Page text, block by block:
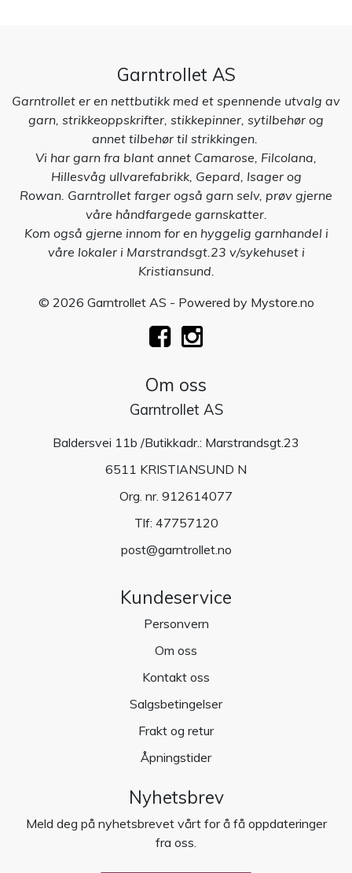
Garntrollet AS
Garntrollet er en nettbutikk med et spennende utvalg av
garn, strikkeoppskrifter, stikkepinner, sytilbehør og
annet tilbehør til strikkingen.
Vi har garn fra blant annet Camarose, Filcolana,
Hillesvåg ullvarefabrikk, Gepard, Isager og
Rowan. Garntrollet farger også garn selv, prøv gjerne
våre håndfargede garnskatter.
Kom også gjerne innom for en hyggelig garnhandel i
våre lokaler i Marstrandsgt.23 v/sykehuset i
Kristiansund.
© 2026 Garntrollet AS - Powered by Mystore.no
Om oss
Garntrollet AS
Baldersvei 11b /Butikkadr.: Marstrandsgt.23
6511 KRISTIANSUND N
Org. nr. 912614077
Tlf: 47757120
post@garntrollet.no
Kundeservice
Personvern
Om oss
Kontakt oss
Salgsbetingelser
Frakt og retur
Åpningstider
Nyhetsbrev
Meld deg på nyhetsbrevet vårt for å få oppdateringer
fra oss.